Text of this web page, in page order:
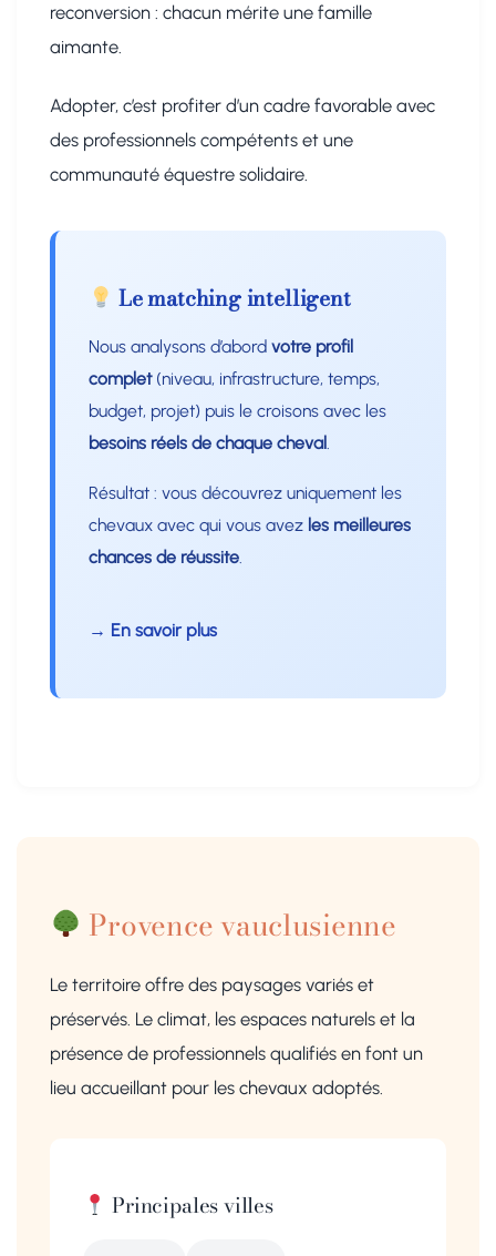
reconversion : chacun mérite une famille
aimante.
Adopter, c’est profiter d’un cadre favorable avec
des professionnels compétents et une
communauté équestre solidaire.
Le matching intelligent
Nous analysons d’abord votre profil
complet(niveau, infrastructure, temps,
budget, projet) puis le croisons avec les
besoins réels de chaque cheval
Résultat : vous découvrez uniquement les
chevaux avec qui vous avez les meilleures
chances de réussite
→ En savoir plus
Provence vauclusienne
Le territoire offre des paysages variés et
préservés. Le climat, les espaces naturels et la
présence de professionnels qualifiés en font un
lieu accueillant pour les chevaux adoptés.
Principales villes